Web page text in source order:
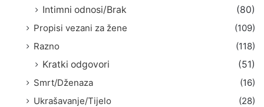
Intimni odnosi/Brak
(80)
Propisi vezani za žene
(109)
Razno
(118)
Kratki odgovori
(51)
Smrt/Dženaza
(16)
Ukrašavanje/Tijelo
(28)